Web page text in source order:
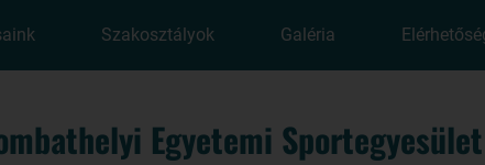
Szakosztályok Galéria
Egyetemi Sportegyesület